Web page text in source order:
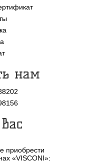
нам
приобрести
«VISCONI»: